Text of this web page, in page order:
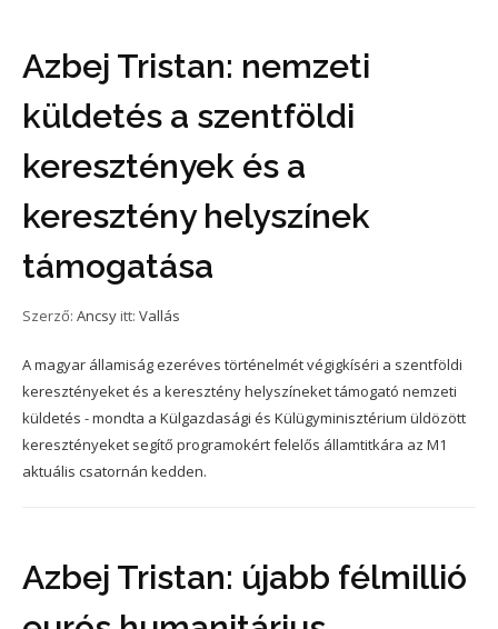
Azbej Tristan: nemzeti
küldetés a szentföldi
keresztények és a
keresztény helyszínek
támogatása
Szerző: Ancsy itt: Vallás
A magyar államiság ezeréves történelmét végigkíséri a szentföldi
keresztényeket és a keresztény helyszíneket támogató nemzeti
küldetés - mondta a Külgazdasági és Külügyminisztérium üldözött
keresztényeket segítő programokért felelős államtitkára az M1
aktuális csatornán kedden.
Azbej Tristan: újabb félmillió